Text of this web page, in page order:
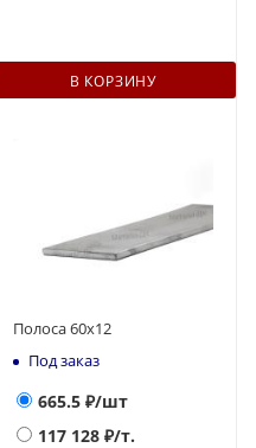
В КОРЗИНУ
Полоса 60х12
Под заказ
665.5 ₽/шт
117 128 ₽/т.